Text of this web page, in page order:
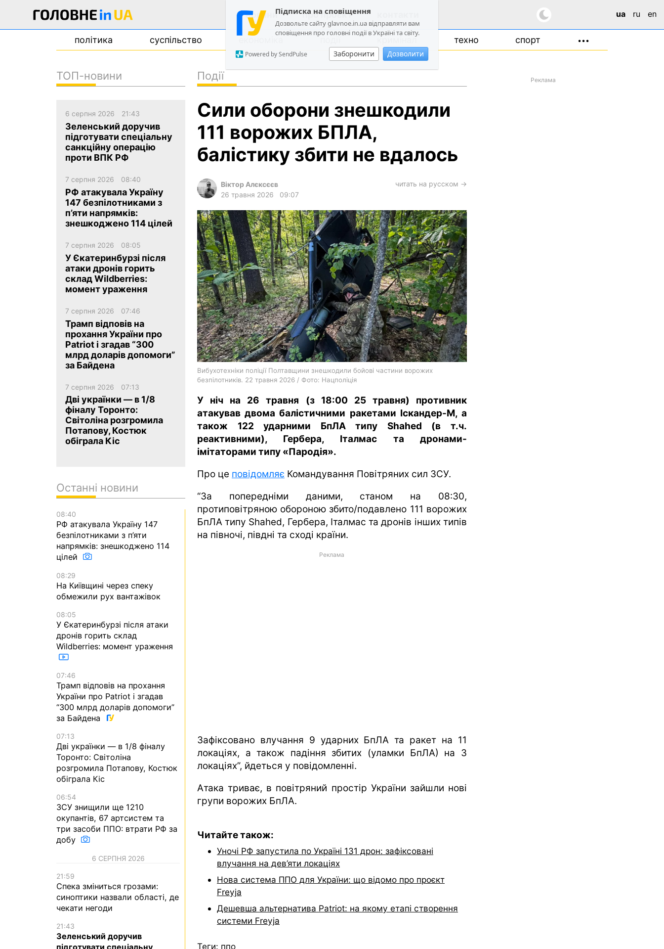
Підписка на сповіщення
Дозвольте сайту glavnoe.in.ua відправляти вам
сповіщення про головні події в Україні та світу.
Заборонити Дозволити
Powered by SendPulse
новини про проєкт ua ru en
політика суспільство кримінал техно спорт •••
політика
суспільство
економіка
події
кримінал
лонгріди
харків
архів
gambling
en
Події
Сили оборони знешкодили
111 ворожих БПЛА,
балістику збити не вдалось
Віктор Алєксєєв
26 травня 2026
09:07
читать на русском →
Вибухотехніки поліції Полтавщини знешкодили бойові частини ворожих
безпілотників. 22 травня 2026 / Фото: Нацполіція
У ніч на 26 травня (з 18:00 25 травня) противник
атакував двома балістичними ракетами Іскандер-М, а
також 122 ударними БпЛА типу Shahed (в т.ч.
реактивними), Гербера, Італмас та дронами-
імітаторами типу «Пародія».
Про це повідомляє Командування Повітряних сил ЗСУ.
“За попередніми даними, станом на 08:30,
протиповітряною обороною збито/подавлено 111 ворожих
БпЛА типу Shahed, Гербера, Італмас та дронів інших типів
на півночі, півдні та сході країни.
Реклама
Зафіксовано влучання 9 ударних БпЛА та ракет на 11
локаціях, а також падіння збитих (уламки БпЛА) на 3
локаціях”, йдеться у повідомленні.
Атака триває, в повітряний простір України зайшли нові
групи ворожих БпЛА.
Читайте також:
Уночі РФ запустила по Україні 131 дрон: зафіксовані
влучання на дев’яти локаціях
Нова система ППО для України: що відомо про проєкт
Freyja
Дешевша альтернатива Patriot: на якому етапі створення
системи Freyja
Теги: ппо
Реклама
ТОП-новини
6 серпня 2026 21:43
Зеленський доручив
підготувати спеціальну
санкційну операцію
проти ВПК РФ
7 серпня 2026 08:40
РФ атакувала Україну
147 безпілотниками з
п’яти напрямків:
знешкоджено 114 цілей
7 серпня 2026 08:05
У Єкатеринбурзі після
атаки дронів горить
склад Wildberries:
момент ураження
7 серпня 2026 07:46
Трамп відповів на
прохання України про
Patriot і згадав “300
млрд доларів допомоги”
за Байдена
7 серпня 2026 07:13
Дві українки — в 1/8
фіналу Торонто:
Світоліна розгромила
Потапову, Костюк
обіграла Кіс
Останні новини
08:40
РФ атакувала Україну 147
безпілотниками з п’яти
напрямків: знешкоджено 114
цілей
08:29
На Київщині через спеку
обмежили рух вантажівок
08:05
У Єкатеринбурзі після атаки
дронів горить склад
Wildberries: момент ураження
07:46
Трамп відповів на прохання
України про Patriot і згадав
“300 млрд доларів допомоги”
за Байдена
07:13
Дві українки — в 1/8 фіналу
Торонто: Світоліна
розгромила Потапову, Костюк
обіграла Кіс
06:54
ЗСУ знищили ще 1210
окупантів, 67 артсистем та
три засоби ППО: втрати РФ за
добу
6 СЕРПНЯ 2026
21:59
Спека зміниться грозами:
синоптики назвали області, де
чекати негоди
21:43
Зеленський доручив
підготувати спеціальну